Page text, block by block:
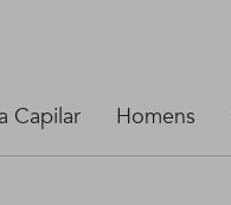
Capilar Homens